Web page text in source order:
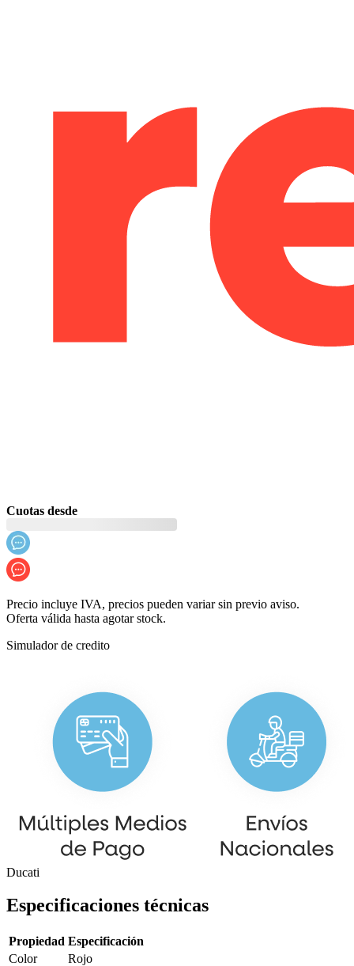
Cuotas desde
Precio incluye IVA, precios pueden variar sin previo aviso.
Oferta válida hasta agotar stock.
Simulador de credito
Ducati
Especificaciones técnicas
Propiedad Especificación
Color
Rojo